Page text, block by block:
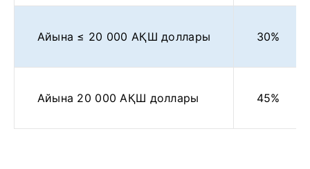
Айына ≤ 20 000 АҚШ доллары 30%
Айына 20 000 АҚШ доллары 45%